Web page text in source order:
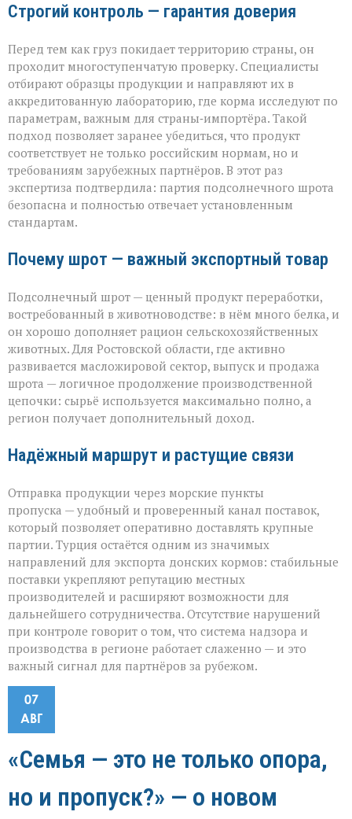
Строгий контроль — гарантия доверия
Перед тем как груз покидает территорию страны, он
проходит многоступенчатую проверку. Специалисты
отбирают образцы продукции и направляют их в
аккредитованную лабораторию, где корма исследуют по
параметрам, важным для страны‑импортёра. Такой
подход позволяет заранее убедиться, что продукт
соответствует не только российским нормам, но и
требованиям зарубежных партнёров. В этот раз
экспертиза подтвердила: партия подсолнечного шрота
безопасна и полностью отвечает установленным
стандартам.
Почему шрот — важный экспортный товар
Подсолнечный шрот — ценный продукт переработки,
востребованный в животноводстве: в нём много белка, и
он хорошо дополняет рацион сельскохозяйственных
животных. Для Ростовской области, где активно
развивается масложировой сектор, выпуск и продажа
шрота — логичное продолжение производственной
цепочки: сырьё используется максимально полно, а
регион получает дополнительный доход.
Надёжный маршрут и растущие связи
Отправка продукции через морские пункты
пропуска — удобный и проверенный канал поставок,
который позволяет оперативно доставлять крупные
партии. Турция остаётся одним из значимых
направлений для экспорта донских кормов: стабильные
поставки укрепляют репутацию местных
производителей и расширяют возможности для
дальнейшего сотрудничества. Отсутствие нарушений
при контроле говорит о том, что система надзора и
производства в регионе работает слаженно — и это
важный сигнал для партнёров за рубежом.
07
АВГ
«Семья — это не только опора,
но и пропуск?» — о новом